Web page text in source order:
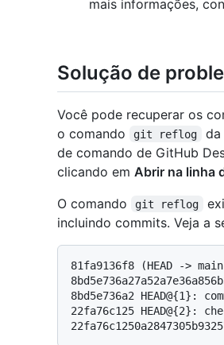
mais informações,
Solução de
Você pode recuperar os
o comando
git reflog
da
de comando de GitHub
clicando em Abrir na linha
O comando
git reflog
incluindo commits. Veja a
81fa9136f8 (HEAD ->
8bd5e736a2 HEAD@{1}:
22fa76c125 HEAD@{2}: